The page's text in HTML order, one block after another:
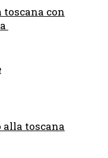
toscana con
toscana